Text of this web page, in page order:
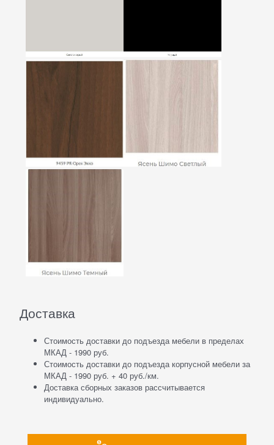
Доставка
Стоимость доставки до подъезда мебели в пределах
МКАД - 1990 руб.
Стоимость доставки до подъезда корпусной мебели за
МКАД - 1990 руб. + 40 руб./км.
Доставка сборных заказов рассчитывается
индивидуально.